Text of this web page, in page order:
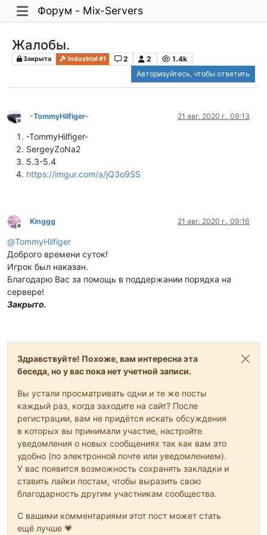
Форум - Mix-Servers
Жалобы.
Закрыта Industrial #1 2 2
1.4k
Авторизуйтесь, чтобы ответить
Не в сети
-TommyHilfiger- 21 авг. 2020 г., 09:13
-TommyHilfiger-
SergeyZoNa2
5.3-5.4
https://imgur.com/a/jQ3o9SS
Не в сети
Kinggg 21 авг. 2020 г., 09:16
@TommyHilfiger
Доброго времени суток!
Игрок был наказан.
Благодарю Вас за помощь в поддержании порядка на
сервере!
Закрыто.
Здравствуйте! Похоже, вам интересна эта
беседа, но у вас пока нет учетной записи.
Вы устали просматривать одни и те же посты
каждый раз, когда заходите на сайт? После
регистрации, вам не придётся искать обсуждения
в которых вы принимали участие, настройте
уведомления о новых сообщениях так как вам это
удобно (по электронной почте или уведомлением).
У вас появится возможность сохранять закладки и
ставить лайки постам, чтобы выразить свою
благодарность другим участникам сообщества.
С вашими комментариями этот пост может стать
ещё лучше 💗